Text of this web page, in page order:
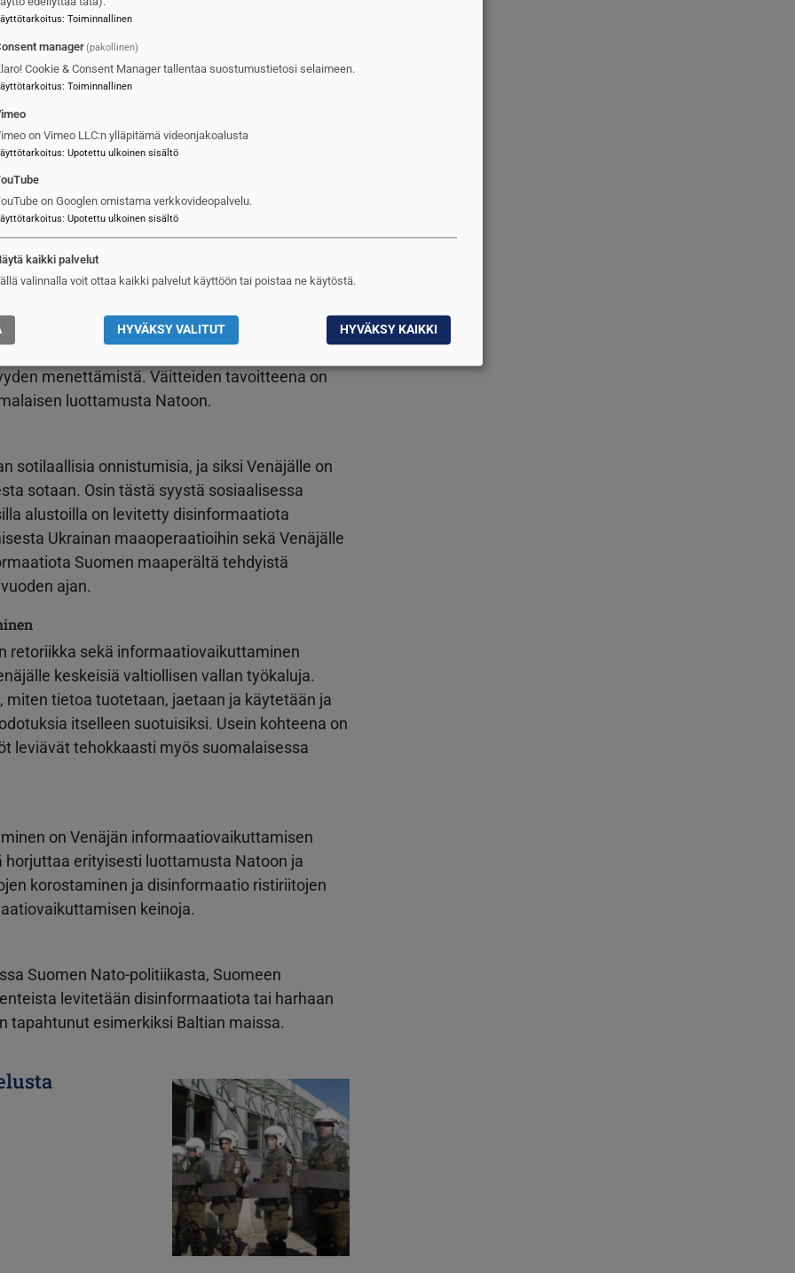
heikentää lännen tukea Ukrainalle.
ovat Yhdysvallat ja muut määrällisesti
toimittavat valtiot. Suomen
sen negatiiviset talous- ja
olleet vain satunnaisesti esillä.
pakotteet ja lännen poliittiset päätökset
eikä vastauksena Venäjän valtion
syyttää länttä haluttomuudesta tukea rauhaa
iskee siviilikohteisiin Ukrainassa.
suurvaltapolitiikkaa. Suomen liittyminen
näkökulmasta epäonnistuminen. Tästä
siitä, että Nato-jäsenyys merkitsisi Suomelle
menettämistä. Väitteiden tavoitteena on
luottamusta Natoon.
sotilaallisia onnistumisia, ja siksi Venäjälle on
sotaan. Osin tästä syystä sosiaalisessa
alustoilla on levitetty disinformaatiota
Ukrainan maaoperaatioihin sekä Venäjälle
Suomen maaperältä tehdyistä
ajan.
retoriikka sekä informaatiovaikuttaminen
keskeisiä valtiollisen vallan työkaluja.
miten tietoa tuotetaan, jaetaan ja käytetään ja
itselleen suotuisiksi. Usein kohteena on
leviävät tehokkaasti myös suomalaisessa
on Venäjän informaatiovaikuttamisen
erityisesti luottamusta Natoon ja
korostaminen ja disinformaatio ristiriitojen
keinoja.
Suomen Nato-politiikasta, Suomeen
levitetään disinformaatiota tai harhaan
tapahtunut esimerkiksi Baltian maissa.
Kuva
: Toiminnallinen
manager(pakollinen)
Cookie & Consent Manager tallentaa suostumustietosi selaimeen.
: Toiminnallinen
on Vimeo LLC:n ylläpitämä videonjakoalusta
: Upotettu ulkoinen sisältö
on Googlen omistama verkkovideopalvelu.
: Upotettu ulkoinen sisältö
kaikki palvelut
valinnalla voit ottaa kaikki palvelut käyttöön tai poistaa ne käytöstä.
HYVÄKSY VALITUT HYVÄKSY KAIKKI